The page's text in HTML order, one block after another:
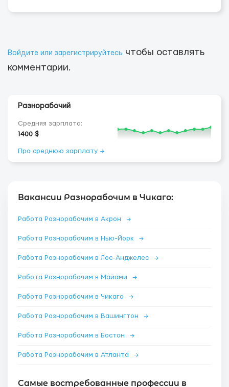
Войдите или зарегистрируйтесь чтобы оставлять
комментарии.
Разнорабочий
Средняя зарплата:
1400 $
Про среднюю зарплату →
Вакансии Разнорабочим в Чикаго:
Работа Разнорабочим в Акрон →
Работа Разнорабочим в Нью-Йорк →
Работа Разнорабочим в Лос-Анджелес →
Работа Разнорабочим в Майами →
Работа Разнорабочим в Чикаго →
Работа Разнорабочим в Вашингтон →
Работа Разнорабочим в Бостон →
Работа Разнорабочим в Атланта →
Самые востребованные профессии в